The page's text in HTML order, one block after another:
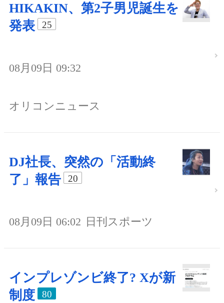
HIKAKIN、第2子男児誕生を
発表
25
08月09日 09:32
オリコンニュース
DJ社長、突然の「活動終
了」報告
20
08月09日 06:02 日刊スポーツ
インプレゾンビ終了? Xが新
制度
80